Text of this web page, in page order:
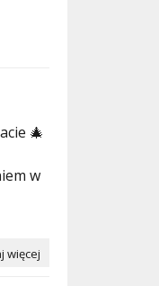
🎄
w
więcej